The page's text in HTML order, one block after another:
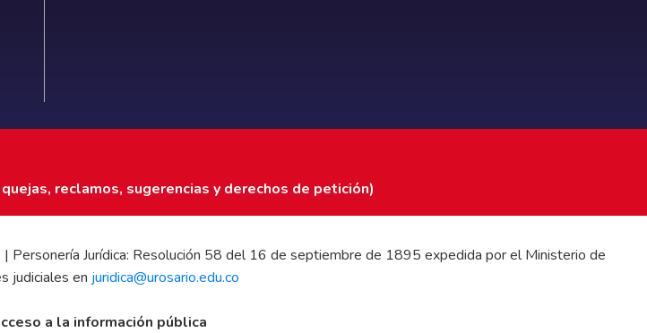
reclamos, sugerencias y derechos de petición)
Personería Jurídica: Resolución 58 del 16 de septiembre de 1895 expedida por el Ministerio de
judiciales en juridica@urosario.edu.co
a la información pública